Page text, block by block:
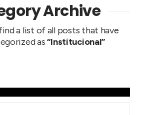
Archive
a list of all posts that have
as“Institucional”